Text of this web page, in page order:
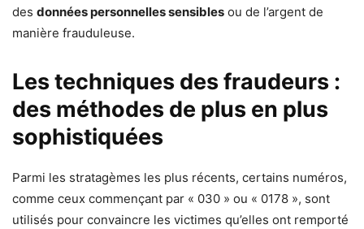
des données personnelles sensibles ou de l’argent de
manière frauduleuse.
Les techniques des fraudeurs :
des méthodes de plus en plus
sophistiquées
Parmi les stratagèmes les plus récents, certains numéros,
comme ceux commençant par « 030 » ou « 0178 », sont
utilisés pour convaincre les victimes qu’elles ont remporté